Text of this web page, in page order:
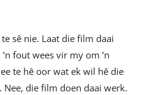
sê nie. Laat die film daai
fout wees vir my om ’n
te hê oor wat ek wil hê die
die film doen daai werk.